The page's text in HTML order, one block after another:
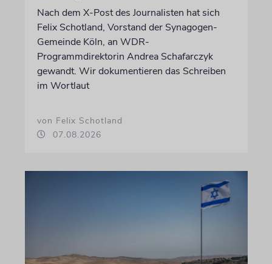
Nach dem X-Post des Journalisten hat sich
Felix Schotland, Vorstand der Synagogen-
Gemeinde Köln, an WDR-
Programmdirektorin Andrea Schafarczyk
gewandt. Wir dokumentieren das Schreiben
im Wortlaut
von Felix Schotland
07.08.2026